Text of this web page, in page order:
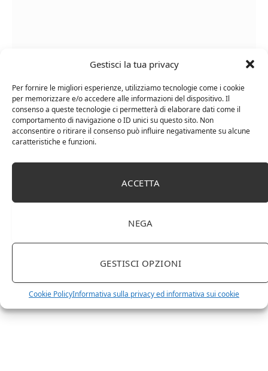
Gestisci la tua privacy
Per fornire le migliori esperienze, utilizziamo tecnologie come i cookie
per memorizzare e/o accedere alle informazioni del dispositivo. Il
consenso a queste tecnologie ci permetterà di elaborare dati come il
comportamento di navigazione o ID unici su questo sito. Non
acconsentire o ritirare il consenso può influire negativamente su alcune
caratteristiche e funzioni.
ACCETTA
NEGA
GESTISCI OPZIONI
Cookie PolicyInformativa sulla privacy ed informativa sui cookie
Ti occupi della produzione e vendita di vini, spumanti,
liquori distillati?
prodotti o prodotti per enologia, distillazione, birra?
Non hai un sito web o vuoi un restyling del tuo sito
Sei interessato a comparire in queste pagine?
sarai ricontattato al più presto.